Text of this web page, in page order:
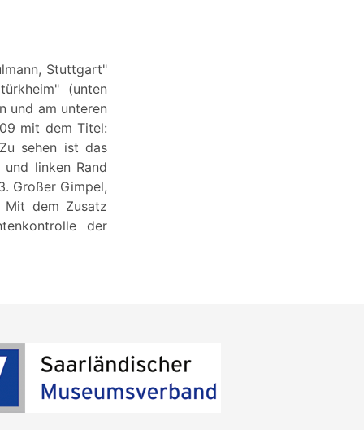
Stuttgart"
(unten
und am unteren
mit dem Titel:
sehen ist das
linken Rand
Großer Gimpel,
Mit dem Zusatz
der